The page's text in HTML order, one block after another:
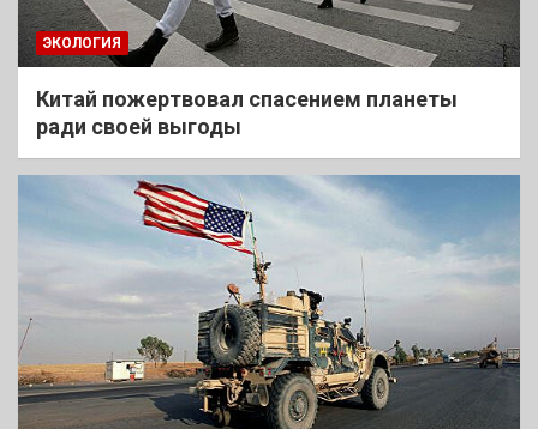
ЭКОЛОГИЯ
Китай пожертвовал спасением планеты
ради своей выгоды